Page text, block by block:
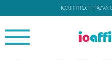
IOAFFITTO.IT TROVA